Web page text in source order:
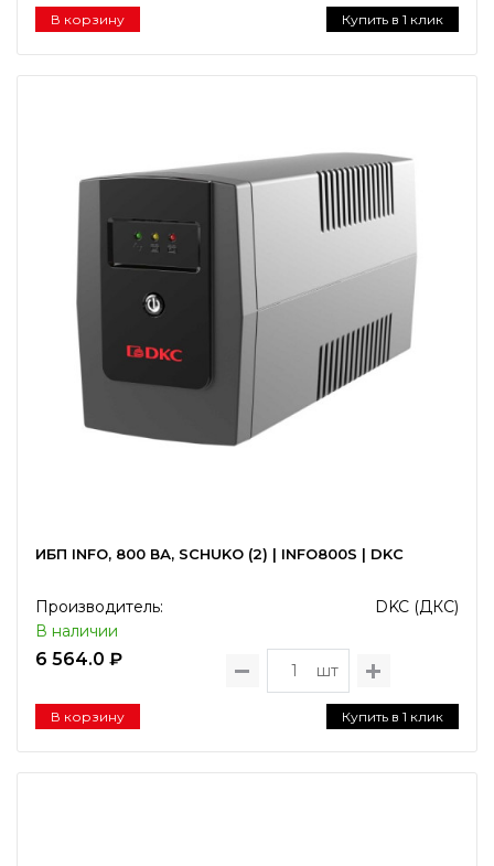
В корзину Купить в 1 клик
ИБП INFO, 800 ВА, SCHUKO (2) | INFO800S | DKC
Производитель:
DKC (ДКС)
В наличии
6 564.0 ₽
шт
В корзину Купить в 1 клик